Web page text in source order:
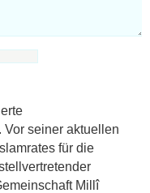
seiner aktuellen
für die
Millî